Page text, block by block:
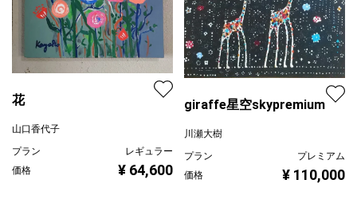
花
山口香代子
プラン
レギュラー
価格
¥ 64,600
giraffe星空skypremium
川瀬大樹
プラン
プレミアム
価格
¥ 110,000